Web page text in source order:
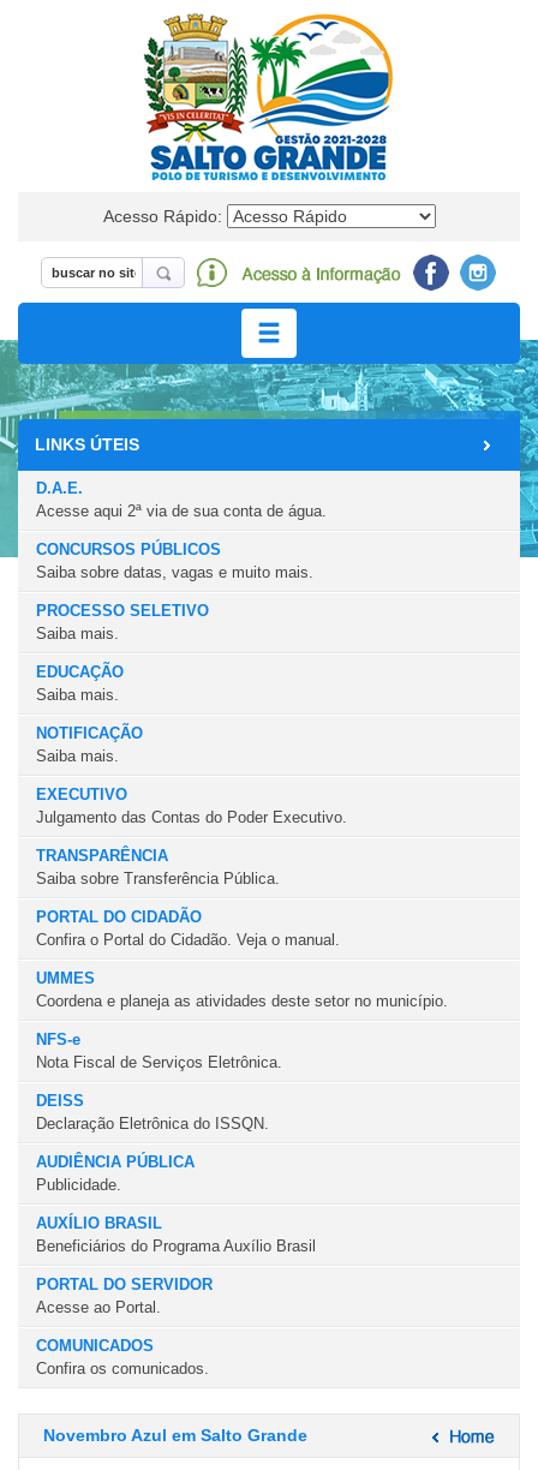
Acesso Rápido:
LINKS ÚTEIS
D.A.E.
Acesse aqui 2ª via de sua conta de água.
CONCURSOS PÚBLICOS
Saiba sobre datas, vagas e muito mais.
PROCESSO SELETIVO
Saiba mais.
EDUCAÇÃO
Saiba mais.
NOTIFICAÇÃO
Saiba mais.
EXECUTIVO
Julgamento das Contas do Poder Executivo.
TRANSPARÊNCIA
Saiba sobre Transferência Pública.
PORTAL DO CIDADÃO
Confira o Portal do Cidadão. Veja o manual.
UMMES
Coordena e planeja as atividades deste setor no município.
NFS-e
Nota Fiscal de Serviços Eletrônica.
DEISS
Declaração Eletrônica do ISSQN.
AUDIÊNCIA PÚBLICA
Publicidade.
AUXÍLIO BRASIL
Beneficiários do Programa Auxílio Brasil
PORTAL DO SERVIDOR
Acesse ao Portal.
COMUNICADOS
Confira os comunicados.
Novembro Azul em Salto Grande